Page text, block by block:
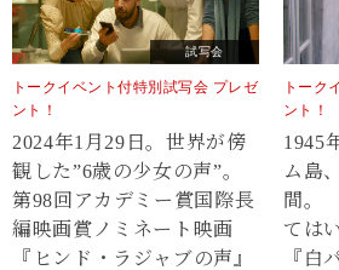
試写会
トークイベント付特別試写会 プレゼ
ント！
2024年1月29日。世界が傍
観した”6歳の少女の声”。
第98回アカデミー賞国際長
編映画賞ノミネート映画
『ヒンド・ラジャブの声』
トーク
ント！
1945
ム島
間。
ては
『白